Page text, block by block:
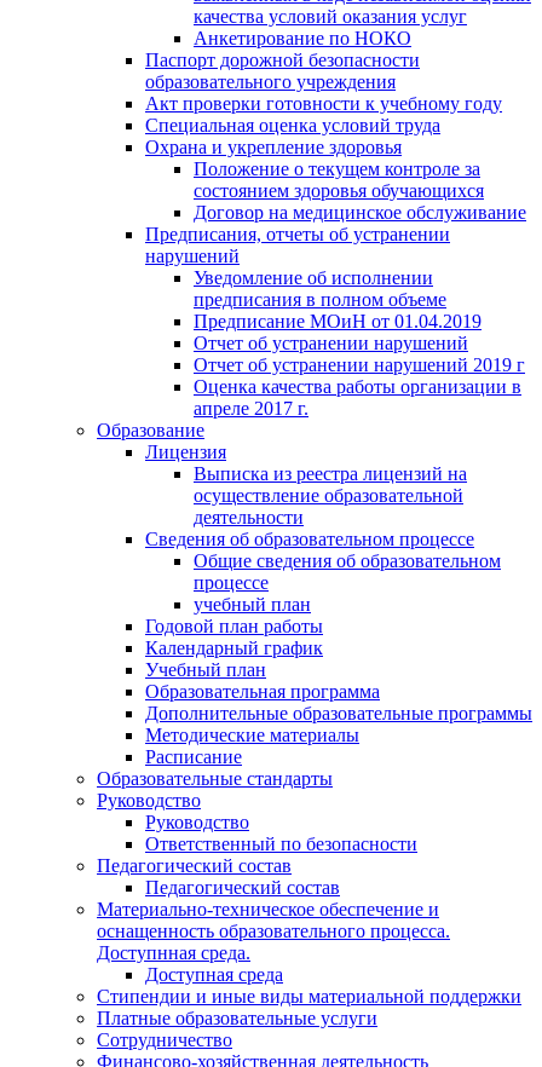
качества условий оказания услуг
Анкетирование по НОКО
Паспорт дорожной безопасности
образовательного учреждения
Акт проверки готовности к учебному году
Специальная оценка условий труда
Охрана и укрепление здоровья
Положение о текущем контроле за
состоянием здоровья обучающихся
Договор на медицинское обслуживание
Предписания, отчеты об устранении
нарушений
Уведомление об исполнении
предписания в полном объеме
Предписание МОиН от 01.04.2019
Отчет об устранении нарушений
Отчет об устранении нарушений 2019 г
Оценка качества работы организации в
апреле 2017 г.
Образование
Лицензия
Выписка из реестра лицензий на
осуществление образовательной
деятельности
Сведения об образовательном процессе
Общие сведения об образовательном
процессе
учебный план
Годовой план работы
Календарный график
Учебный план
Образовательная программа
Дополнительные образовательные программы
Методические материалы
Расписание
Образовательные стандарты
Руководство
Руководство
Ответственный по безопасности
Педагогический состав
Педагогический состав
Материально-техническое обеспечение и
оснащенность образовательного процесса.
Доступнная среда.
Доступная среда
Стипендии и иные виды материальной поддержки
Платные образовательные услуги
Сотрудничество
Финансово-хозяйственная деятельность